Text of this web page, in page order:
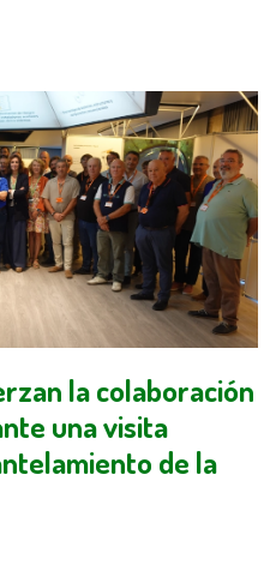
la colaboración
una visita
de la